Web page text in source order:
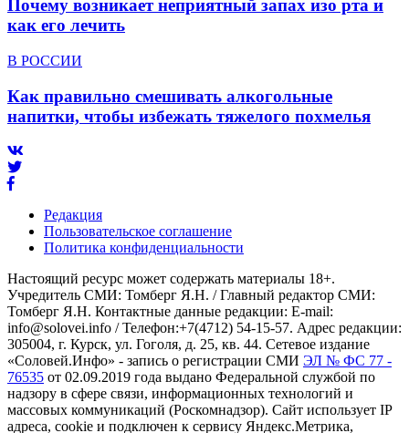
Почему возникает неприятный запах изо рта и
как его лечить
В РОССИИ
Как правильно смешивать алкогольные
напитки, чтобы избежать тяжелого похмелья
Редакция
Пользовательское соглашение
Политика конфиденциальности
Настоящий ресурс может содержать материалы 18+.
Учредитель СМИ: Томберг Я.Н. / Главный редактор СМИ:
Томберг Я.Н. Контактные данные редакции: E-mail:
info@solovei.info / Телефон:+7(4712) 54-15-57. Адрес редакции:
305004, г. Курск, ул. Гоголя, д. 25, кв. 44. Сетевое издание
«Соловей.Инфо» - запись о регистрации СМИ ЭЛ № ФС 77 -
76535 от 02.09.2019 года выдано Федеральной службой по
надзору в сфере связи, информационных технологий и
массовых коммуникаций (Роскомнадзор). Сайт использует IP
адреса, cookie и подключен к сервису Яндекс.Метрика,